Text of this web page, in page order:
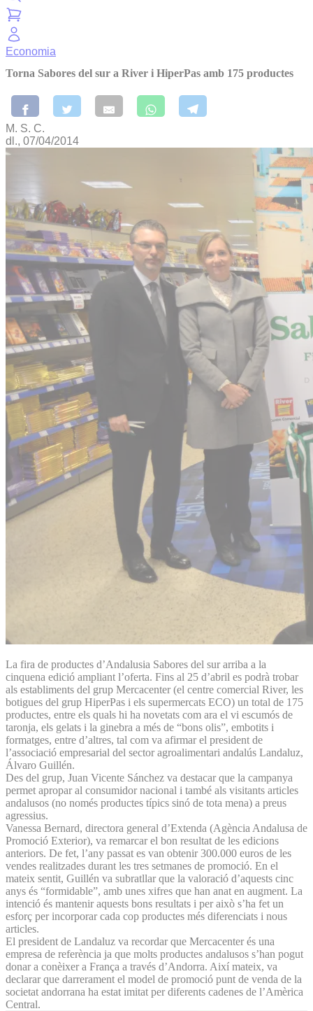
Economia
Torna Sabores del sur a River i HiperPas amb 175 productes
M. S. C.
dl., 07/04/2014
La fira de productes d’Andalusia Sabores del sur arriba a la
cinquena edició ampliant l’oferta. Fins al 25 d’abril es podrà trobar
als establiments del grup Mercacenter (el centre comercial River, les
botigues del grup HiperPas i els supermercats ECO) un total de 175
productes, entre els quals hi ha novetats com ara el vi escumós de
taronja, els gelats i la ginebra a més de “bons olis”, embotits i
formatges, entre d’altres, tal com va afirmar el president de
l’associació empresarial del sector agroalimentari andalús Landaluz,
Álvaro Guillén.
Des del grup, Juan Vicente Sánchez va destacar que la campanya
permet apropar al consumidor nacional i també als visitants articles
andalusos (no només productes típics sinó de tota mena) a preus
agressius.
Vanessa Bernard, directora general d’Extenda (Agència Andalusa de
Promoció Exterior), va remarcar el bon resultat de les edicions
anteriors. De fet, l’any passat es van obtenir 300.000 euros de les
vendes realitzades durant les tres setmanes de promoció. En el
mateix sentit, Guillén va subratllar que la valoració d’aquests cinc
anys és “formidable”, amb unes xifres que han anat en augment. La
intenció és mantenir aquests bons resultats i per això s’ha fet un
esforç per incorporar cada cop productes més diferenciats i nous
articles.
El president de Landaluz va recordar que Mercacenter és una
empresa de referència ja que molts productes andalusos s’han pogut
donar a conèixer a França a través d’Andorra. Així mateix, va
declarar que darrerament el model de promoció punt de venda de la
societat andorrana ha estat imitat per diferents cadenes de l’Amèrica
Central.